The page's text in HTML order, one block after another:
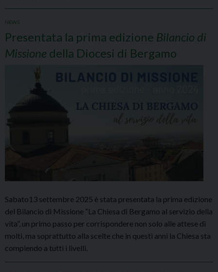
NEWS
Presentata la prima edizione Bilancio di
Missione della Diocesi di Bergamo
Sabato13 settembre 2025 è stata presentata la prima edizione
del Bilancio di Missione “La Chiesa di Bergamo al servizio della
vita”, un primo passo per corrispondere non solo alle attese di
molti, ma soprattutto alla scelte che in questi anni la Chiesa sta
compiendo a tutti i livelli.